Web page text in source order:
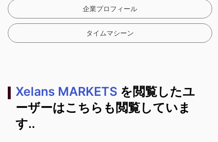
企業プロフィール
タイムマシーン
Xelans MARKETS を閲覧したユ
ーザーはこちらも閲覧していま
す..